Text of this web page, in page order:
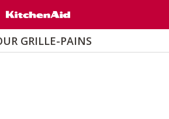
GRILLE-PAINS